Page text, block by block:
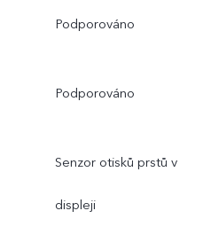
Podporováno
Podporováno
Senzor otisků prstů v
displeji